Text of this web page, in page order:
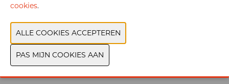
Bekijk catalogus
cookies.